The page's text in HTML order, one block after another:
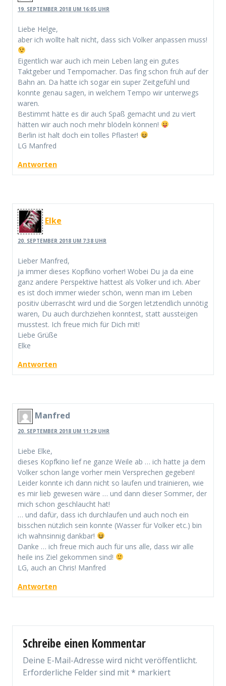
19. SEPTEMBER 2018 UM 16:05 UHR
Liebe Helge,
aber ich wollte halt nicht, dass sich Volker anpassen muss!
Eigentlich war auch ich mein Leben lang ein gutes
Taktgeber und Tempomacher. Das fing schon früh auf der
Bahn an. Da hatte ich sogar ein super Zeitgefühl und
konnte genau sagen, in welchem Tempo wir unterwegs
waren.
Bestimmt hätte es dir auch Spaß gemacht und zu viert
hätten wir auch noch mehr blödeln können!
Berlin ist halt doch ein tolles Pflaster!
LG Manfred
Antworten
Elke
20. SEPTEMBER 2018 UM 7:38 UHR
Lieber Manfred,
ja immer dieses Kopfkino vorher! Wobei Du ja da eine
ganz andere Perspektive hattest als Volker und ich. Aber
es ist doch immer wieder schön, wenn man im Leben
positiv überrascht wird und die Sorgen letztendlich unnötig
waren, Du auch durchziehen konntest, statt aussteigen
musstest. Ich freue mich für Dich mit!
Liebe Grüße
Elke
Antworten
Manfred
20. SEPTEMBER 2018 UM 11:29 UHR
Liebe Elke,
dieses Kopfkino lief ne ganze Weile ab … ich hatte ja dem
Volker schon lange vorher mein Versprechen gegeben!
Leider konnte ich dann nicht so laufen und trainieren, wie
es mir lieb gewesen wäre … und dann dieser Sommer, der
mich schon geschlaucht hat!
… und dafür, dass ich durchlaufen und auch noch ein
bisschen nützlich sein konnte (Wasser für Volker etc.) bin
ich wahnsinnig dankbar!
Danke … ich freue mich auch für uns alle, dass wir alle
heile ins Ziel gekommen sind!
LG, auch an Chris! Manfred
Antworten
Schreibe einen Kommentar
Deine E-Mail-Adresse wird nicht veröffentlicht.
Erforderliche Felder sind mit* markiert